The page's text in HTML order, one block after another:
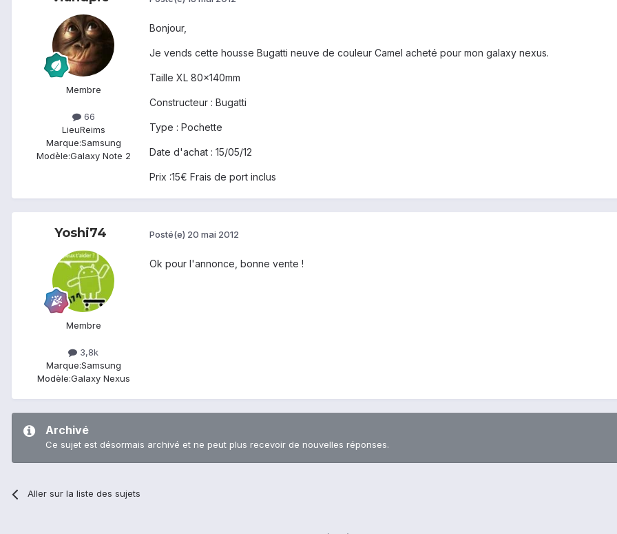
Membre
66
LieuReims
Marque:Samsung
Modèle:Galaxy Note 2
Bonjour,
Je vends cette housse Bugatti neuve de couleur Camel acheté pour mon galaxy nexus.
Taille XL 80x140mm
Constructeur : Bugatti
Type : Pochette
Date d'achat : 15/05/12
Prix :15€ Frais de port inclus
Yoshi74
Membre
3,8k
Marque:Samsung
Modèle:Galaxy Nexus
Posté(e) 20 mai 2012
Ok pour l'annonce, bonne vente !
Archivé
Ce sujet est désormais archivé et ne peut plus recevoir de nouvelles réponses.
Aller sur la liste des sujets